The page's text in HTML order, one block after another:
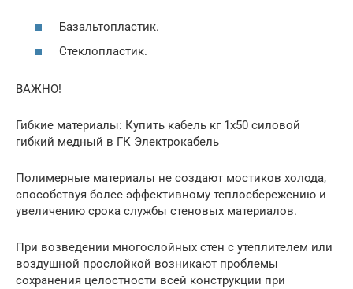
Базальтопластик.
Стеклопластик.
ВАЖНО!
Гибкие материалы: Купить кабель кг 1х50 силовой
гибкий медный в ГК Электрокабель
Полимерные материалы не создают мостиков холода,
способствуя более эффективному теплосбережению и
увеличению срока службы стеновых материалов.
При возведении многослойных стен с утеплителем или
воздушной прослойкой возникают проблемы
сохранения целостности всей конструкции при